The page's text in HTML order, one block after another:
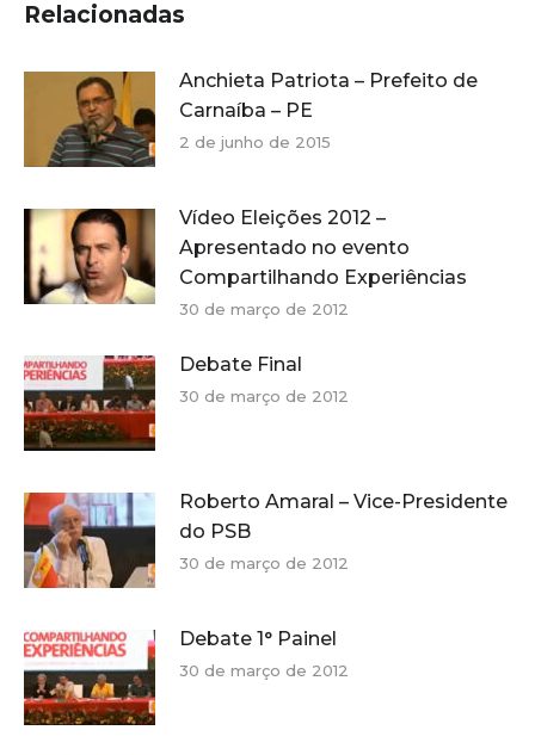
Relacionadas
Anchieta Patriota – Prefeito de
Carnaíba – PE
2 de junho de 2015
Vídeo Eleições 2012 –
Apresentado no evento
Compartilhando Experiências
30 de março de 2012
Debate Final
30 de março de 2012
Roberto Amaral – Vice-Presidente
do PSB
30 de março de 2012
Debate 1° Painel
30 de março de 2012